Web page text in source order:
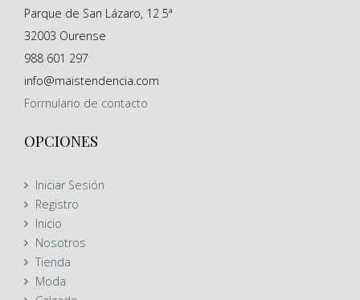
Parque de San Lázaro, 12 5ª
32003 Ourense
988 601 297
info@maistendencia.com
Formulario de contacto
OPCIONES
Iniciar Sesión
Registro
Inicio
Nosotros
Tienda
Moda